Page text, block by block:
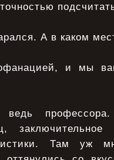
А в каком
и мы
профессора.
Там уж